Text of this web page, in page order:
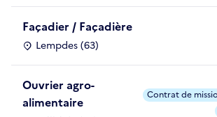
Façadier / Façadière
Lempdes (63)
Ouvrier agro-
alimentaire
Contrat de